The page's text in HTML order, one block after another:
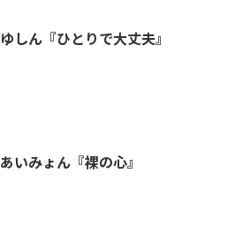
ゆしん『ひとりで大丈夫』
あいみょん『裸の心』